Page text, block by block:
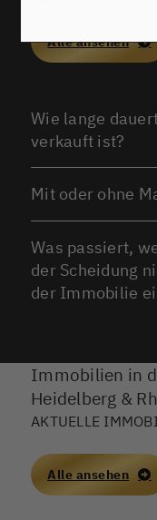
Alle ansehen
Wie lange
verkauft ist?
Mit oder ohne
Was passiert,
der Scheidung
der Immobilie
Immobilien in
Heidelberg &
AKTUELLE
Alle ansehen